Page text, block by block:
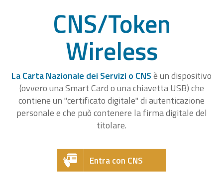
CNS/Token
Wireless
La Carta Nazionale dei Servizi o CNSè un dispositivo
(ovvero una Smart Card o una chiavetta USB) che
contiene un "certificato digitale" di autenticazione
personale e che può contenere la firma digitale del
titolare.
Entra con CNS